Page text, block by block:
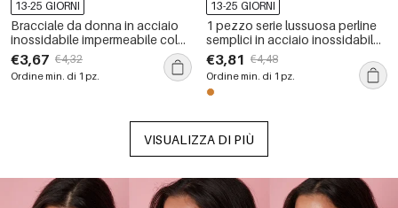
13-25 GIORNI
Bracciale da donna in acciaio
inossidabile impermeabile color
oro con pietre naturali.
€3,67 €4,32
Ordine min. di 1 pz.
13-25 GIORNI
1 pezzo serie lussuosa perline
semplici in acciaio inossidabile
placcato oro strass donne
catena bracciali
€3,81 €4,48
Ordine min. di 1 pz.
VISUALIZZA DI PIÙ